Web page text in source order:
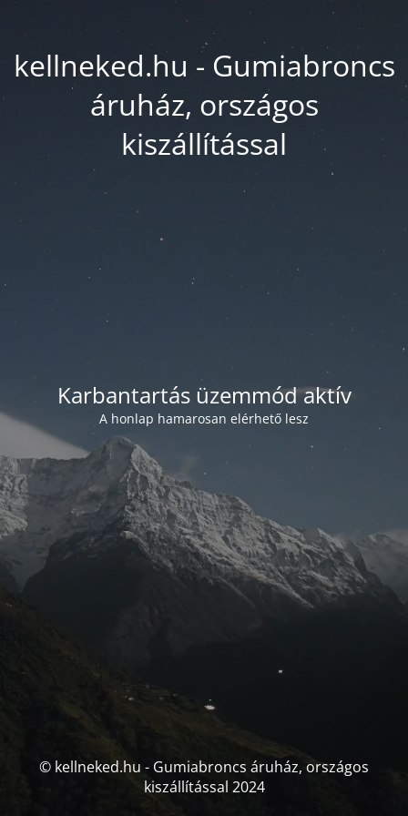
kellneked.hu - Gumiabroncs
áruház, országos
kiszállítással
Karbantartás üzemmód aktív
A honlap hamarosan elérhető lesz
© kellneked.hu - Gumiabroncs áruház, országos
kiszállítással 2024